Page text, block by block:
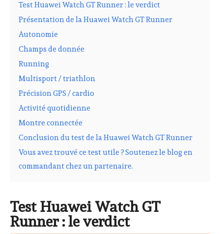
Test Huawei Watch GT Runner : le verdict
Présentation de la Huawei Watch GT Runner
Autonomie
Champs de donnée
Running
Multisport / triathlon
Précision GPS / cardio
Activité quotidienne
Montre connectée
Conclusion du test de la Huawei Watch GT Runner
Vous avez trouvé ce test utile ? Soutenez le blog en
commandant chez un partenaire.
Test Huawei Watch GT
Runner : le verdict